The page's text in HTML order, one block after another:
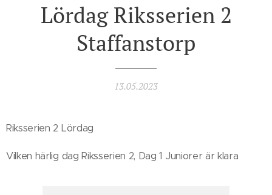
Lördag Riksserien 2
Staffanstorp
13.05.2023
Riksserien 2 Lördag
Vilken härlig dag Riksserien 2, Dag 1 Juniorer är klara